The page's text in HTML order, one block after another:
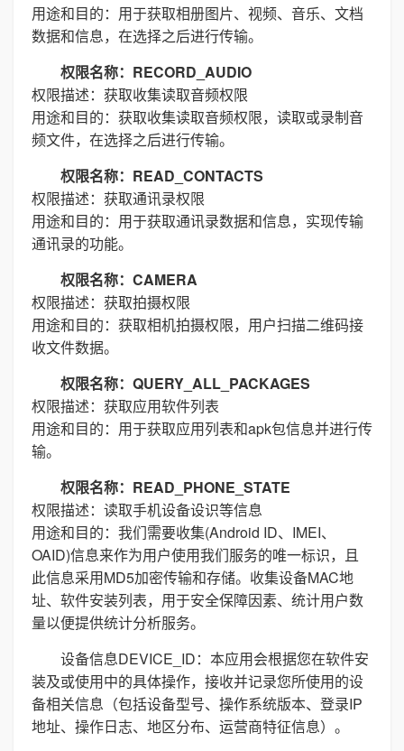
用途和目的：用于获取相册图片、视频、音乐、文档
数据和信息，在选择之后进行传输。
权限名称：RECORD_AUDIO
权限描述：获取收集读取音频权限
用途和目的：获取收集读取音频权限，读取或录制音
频文件，在选择之后进行传输。
权限名称：READ_CONTACTS
权限描述：获取通讯录权限
用途和目的：用于获取通讯录数据和信息，实现传输
通讯录的功能。
权限名称：CAMERA
权限描述：获取拍摄权限
用途和目的：获取相机拍摄权限，用户扫描二维码接
收文件数据。
权限名称：QUERY_ALL_PACKAGES
权限描述：获取应用软件列表
用途和目的：用于获取应用列表和apk包信息并进行传
输。
权限名称：READ_PHONE_STATE
权限描述：读取手机设备设识等信息
用途和目的：我们需要收集(Android ID、IMEI、
OAID)信息来作为用户使用我们服务的唯一标识，且
此信息采用MD5加密传输和存储。收集设备MAC地
址、软件安装列表，用于安全保障因素、统计用户数
量以便提供统计分析服务。
设备信息DEVICE_ID：本应用会根据您在软件安
装及或使用中的具体操作，接收并记录您所使用的设
备相关信息（包括设备型号、操作系统版本、登录IP
地址、操作日志、地区分布、运营商特征信息）。